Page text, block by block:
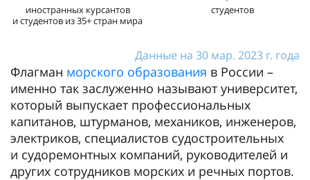
иностранных курсантов
и студентов из 35+ стран мира
студентов
Данные на 30 мар. 2023 г. года
Флагман морского образования в России –
именно так заслуженно называют университет,
который выпускает профессиональных
капитанов, штурманов, механиков, инженеров,
электриков, специалистов судостроительных
и судоремонтных компаний, руководителей и
других сотрудников морских и речных портов.